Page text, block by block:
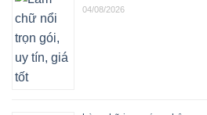
04/08/2026